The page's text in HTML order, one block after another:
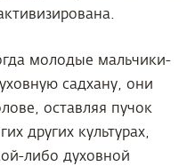
молодые мальчики-
садхану, они
оставляя пучок
других культурах,
либо духовной